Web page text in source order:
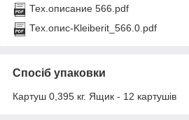
Тех.описание 566.pdf
Тех.опис-Kleiberit_566.0.pdf
Спосіб упаковки
Картуш 0,395 кг. Ящик - 12 картушів